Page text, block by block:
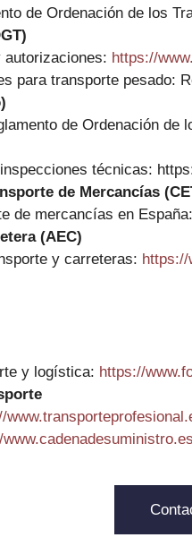
de Ordenación de los
https://
para transporte pesado:
de Ordenación
técnicas:
de Mercancías
de mercancías en España:
(AEC)
y carreteras: https://
y logística: https://